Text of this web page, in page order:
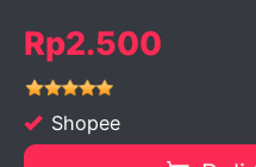
Rp2.500
Shopee